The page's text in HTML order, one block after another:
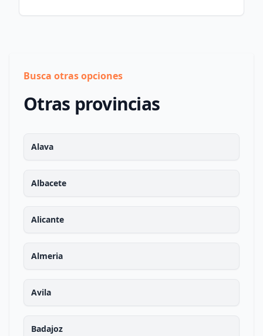
Busca otras opciones
Otras provincias
Alava
Albacete
Alicante
Almeria
Avila
Badajoz